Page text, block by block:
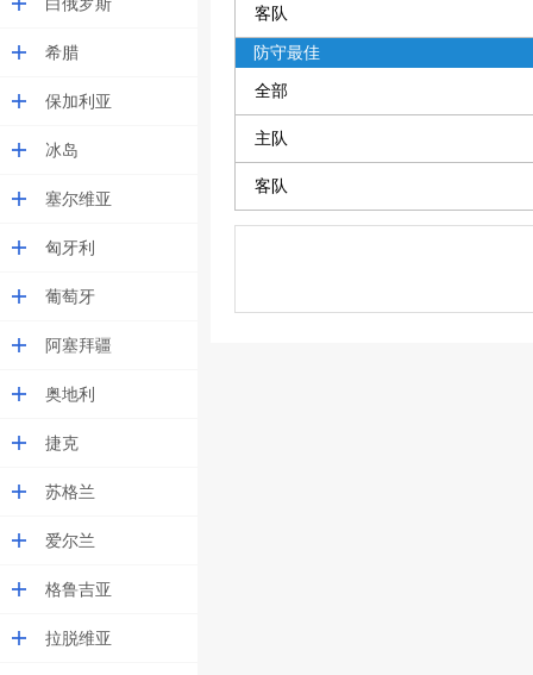
希腊
保加利亚
冰岛
塞尔维亚
匈牙利
葡萄牙
阿塞拜疆
奥地利
捷克
苏格兰
爱尔兰
格鲁吉亚
拉脱维亚
客队
防守最佳
全部
主队
客队